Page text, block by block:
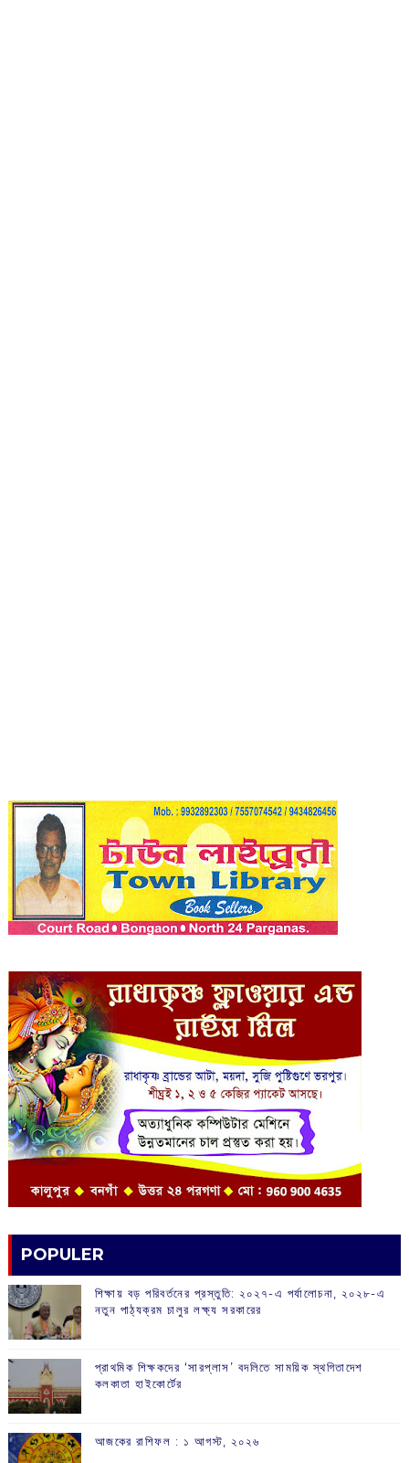
POPULER
শিক্ষায় বড় পরিবর্তনের প্রস্তুতি: ২০২৭-এ পর্যালোচনা, ২০২৮-এ
নতুন পাঠ্যক্রম চালুর লক্ষ্য সরকারের
প্রাথমিক শিক্ষকদের ‘সারপ্লাস’ বদলিতে সাময়িক স্থগিতাদেশ
কলকাতা হাইকোর্টের
আজকের রাশিফল :‌ ‌‌১ আগস্ট, ২০২৬